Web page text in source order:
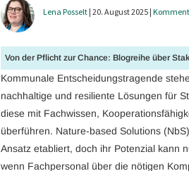
Lena Posselt | 20. August 2025 |
Von der Pflicht zur Chance: Blogreihe über
Kommunale Entscheidungstragende
nachhaltige und resiliente Lösungen für
diese mit Fachwissen,
überführen. Nature-based Solutions
Ansatz etabliert, doch ihr Potenzial kann
wenn Fachpersonal über die nötigen